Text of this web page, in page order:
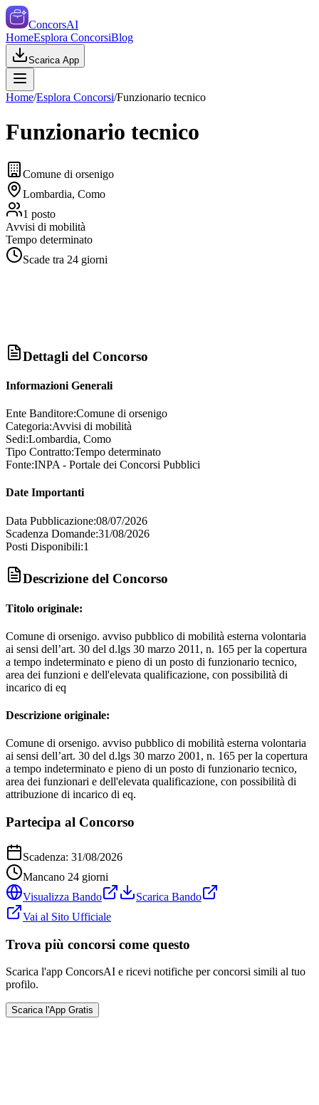
ConcorsAI
HomeEsplora ConcorsiBlog
Scarica App
Home/Esplora Concorsi/Funzionario tecnico
Funzionario tecnico
Comune di orsenigo
Lombardia, Como
1 posto
Avvisi di mobilità
Tempo determinato
Scade tra 24 giorni
Dettagli del Concorso
Informazioni Generali
Ente Banditore:Comune di orsenigo
Categoria:Avvisi di mobilità
Sedi:Lombardia, Como
Tipo Contratto:Tempo determinato
Fonte:INPA - Portale dei Concorsi Pubblici
Date Importanti
Data Pubblicazione:08/07/2026
Scadenza Domande:31/08/2026
Posti Disponibili:1
Descrizione del Concorso
Titolo originale:
Comune di orsenigo. avviso pubblico di mobilità esterna volontaria
ai sensi dell’art. 30 del d.lgs 30 marzo 2011, n. 165 per la copertura
a tempo indeterminato e pieno di un posto di funzionario tecnico,
area dei funzioni e dell'elevata qualificazione, con possibilità di
incarico di eq
Descrizione originale:
Comune di orsenigo. avviso pubblico di mobilità esterna volontaria
ai sensi dell’art. 30 del d.lgs 30 marzo 2001, n. 165 per la copertura
a tempo indeterminato e pieno di un posto di funzionario tecnico,
area dei funzionari e dell'elevata qualificazione, con possibilità di
attribuzione di incarico di eq.
Partecipa al Concorso
Scadenza: 31/08/2026
Mancano 24 giorni
Visualizza Bando
Scarica Bando
Vai al Sito Ufficiale
Trova più concorsi come questo
Scarica l'app ConcorsAI e ricevi notifiche per concorsi simili al tuo
profilo.
Scarica l'App Gratis